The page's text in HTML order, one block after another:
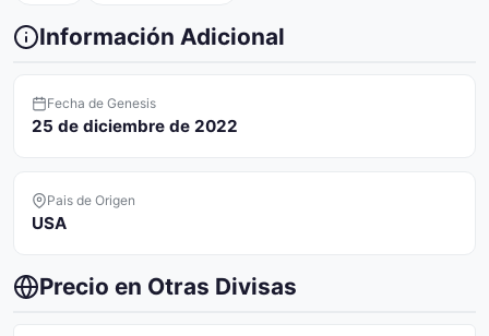
Información Adicional
Fecha de Genesis
25 de diciembre de 2022
Pais de Origen
USA
Precio en Otras Divisas